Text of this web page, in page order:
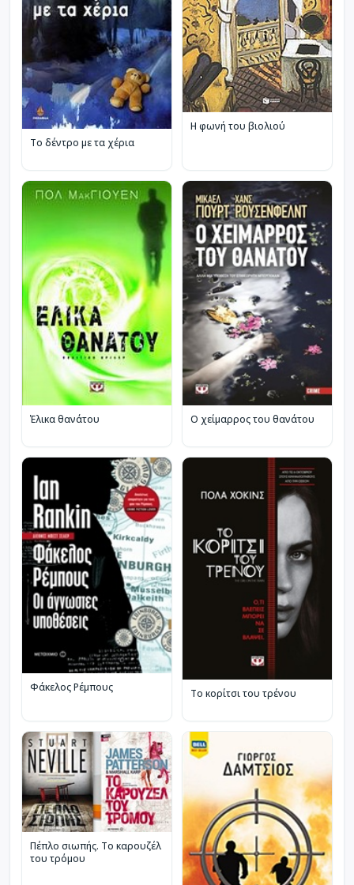
Το δέντρο με τα χέρια
Η φωνή του βιολιού
Έλικα θανάτου Ο χείμαρρος του θανάτου
Φάκελος Ρέμπους Το κορίτσι του τρένου
Πέπλο σιωπής. Το καρουζέλ
του τρόμου